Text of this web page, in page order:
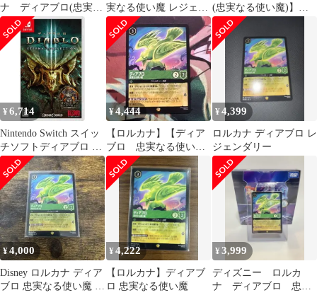
ナ ディアブロ(忠実な
る使い魔) レジェンダ
リー
実なる使い魔 レジェン
ダリー
(忠実なる使い魔)】レ
ジェンダリー
¥ 6,714
Nintendo Switch スイッ
チソフトディアブロ III
エターナルコレクショ
ン(DIABLO 3 Eternal
Collection) Blizzard
Entertainment
¥4,444
【ロルカナ】【ディア
ブロ 忠実なる使い
魔】【通常1枚】
¥4,399
ロルカナ ディアブロ レ
ジェンダリー
¥4,000
Disney ロルカナ ディア
ブロ 忠実なる使い魔 レ
¥4,222
【ロルカナ】ディアブ
ロ 忠実なる使い魔
¥3,999
ディズニー ロルカ
ナ ディアブロ 忠実